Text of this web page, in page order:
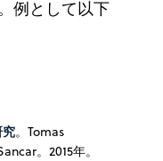
例として以下
。Tomas
。2015年。